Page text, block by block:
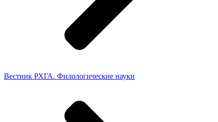
Вестник РХГА. Филологические науки